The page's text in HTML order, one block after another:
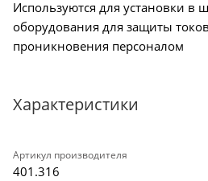
Используются для установки в
оборудования для защиты
проникновения персоналом
Характеристики
Артикул производителя
401.316